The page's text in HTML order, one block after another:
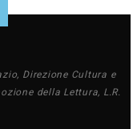
Direzione Cultura e
della Lettura, L.R.